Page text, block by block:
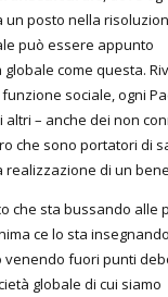
un posto nella
può essere appunto
globale come questa.
sociale, ogni
– anche dei non
che sono portatori di
realizzazione di un
che sta bussando alle
ce lo sta
venendo fuori punti
globale di cui siamo